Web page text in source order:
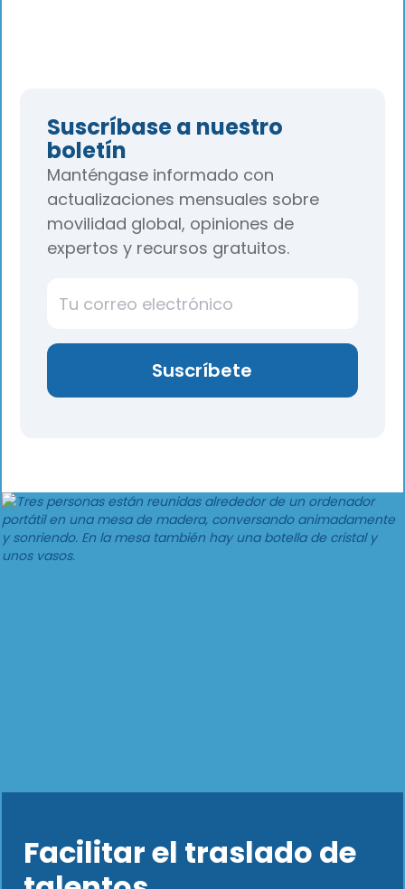
Suscríbase a nuestro
boletín
Manténgase informado con
actualizaciones mensuales sobre
movilidad global, opiniones de
expertos y recursos gratuitos.
Facilitar el traslado de